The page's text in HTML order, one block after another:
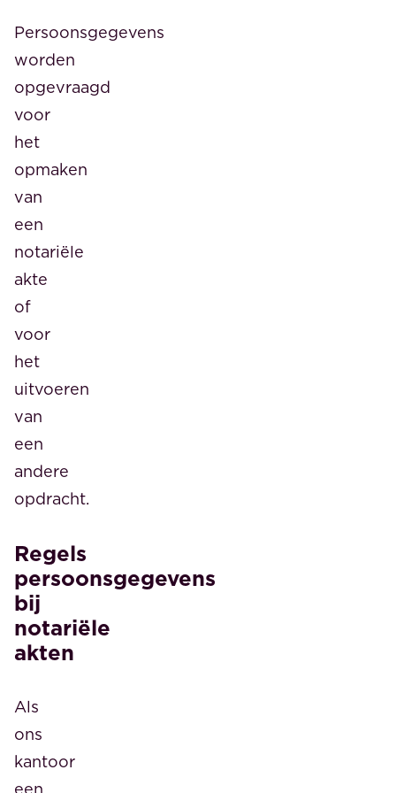
Persoonsgegevens
worden
opgevraagd
voor
het
opmaken
van
een
notariële
akte
of
voor
het
uitvoeren
van
een
andere
opdracht.
Regels
persoonsgegevens
bij
notariële
akten
Als
ons
kantoor